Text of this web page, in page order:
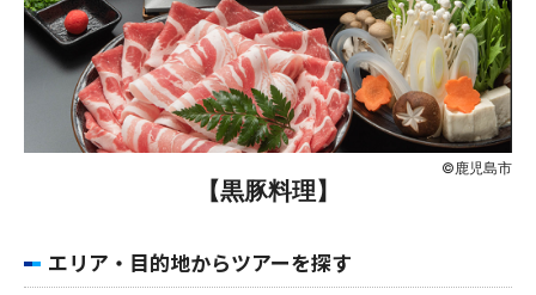
©鹿児島市
【黒豚料理】
エリア・目的地からツアーを探す